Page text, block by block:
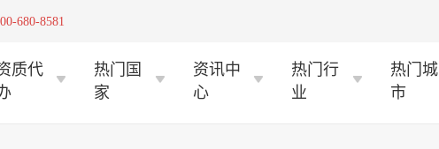
680-8581
质代
热门国
家
资讯中
心
热门行
业
热门城
市